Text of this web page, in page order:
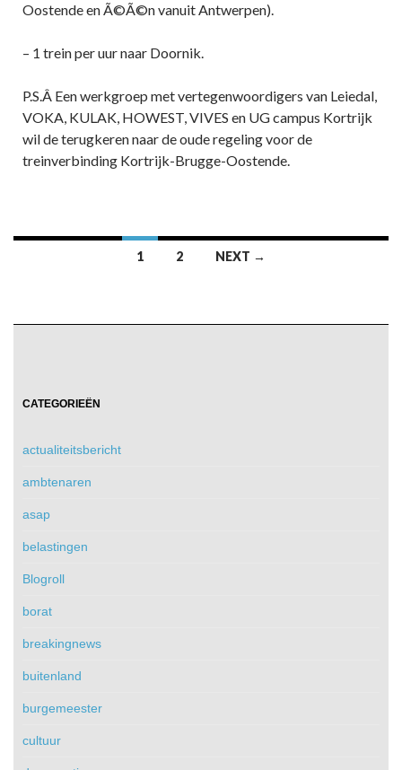
Oostende en Ã©Ã©n vanuit Antwerpen).
– 1 trein per uur naar Doornik.
P.S.Â Een werkgroep met vertegenwoordigers van Leiedal,
VOKA, KULAK, HOWEST, VIVES en UG campus Kortrijk
wil de terugkeren naar de oude regeling voor de
treinverbinding Kortrijk-Brugge-Oostende.
1 2 NEXT →
CATEGORIEËN
actualiteitsbericht
ambtenaren
asap
belastingen
Blogroll
borat
breakingnews
buitenland
burgemeester
cultuur